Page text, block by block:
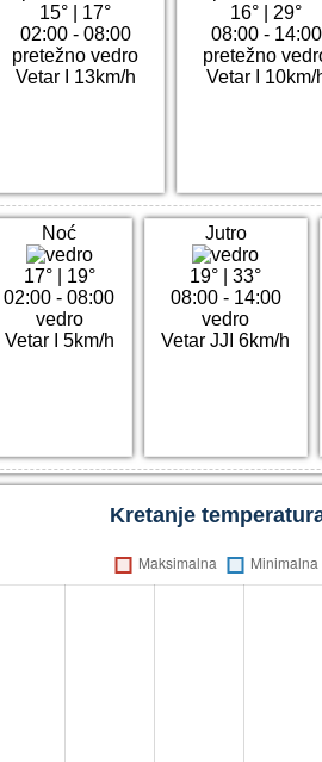
15°
17°
02:00 - 08:00
pretežno vedro
Vetar I 13km/h
16°
29°
08:00 - 14:00
pretežno
Vetar I 10km/
Noć
17°| 19°
02:00 - 08:00
vedro
Vetar I 5km/h
Jutro
19° |33°
08:00 - 14:00
vedro
Vetar JJI 6km/h
Kretanje